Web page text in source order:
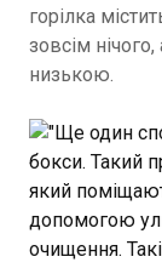
горілка
зовсім
низькою.